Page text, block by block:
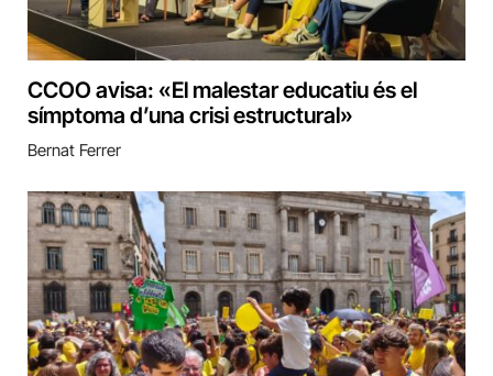
CCOO avisa: «El malestar educatiu és el
símptoma d’una crisi estructural»
Bernat Ferrer